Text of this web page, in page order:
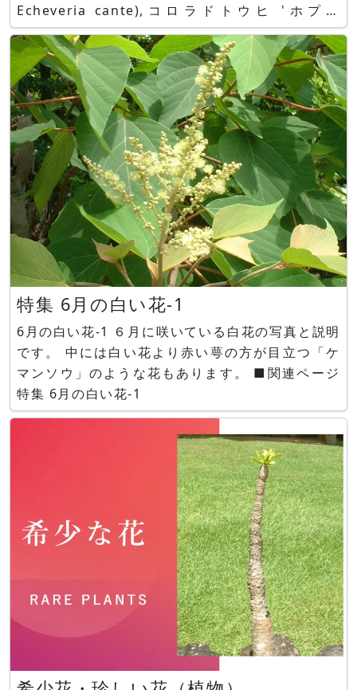
Echeveria cante),コロラドトウヒ 'ホプシ
ー'（Picea pungens 'Hoopsii' 、学名：Picea
pungens cv. Hoopsii）,チランジア ウトリクラー
特集 6月の白い花-1
6月の白い花-1 ６月に咲いている白花の写真と説明
です。 中には白い花より赤い萼の方が目立つ「ケ
マンソウ」のような花もあります。 ■関連ページ
特集 6月の白い花-1